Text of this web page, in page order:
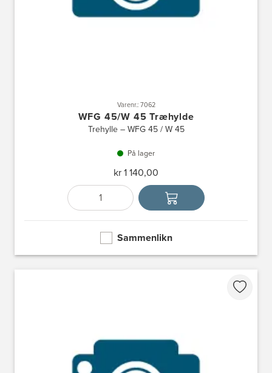
Varenr.: 7062
WFG 45/W 45 Træhylde
Tre­hylle – WFG 45 / W 45
På lager
kr 1 140,00
Antall
Velg enhet
Sammenlikn